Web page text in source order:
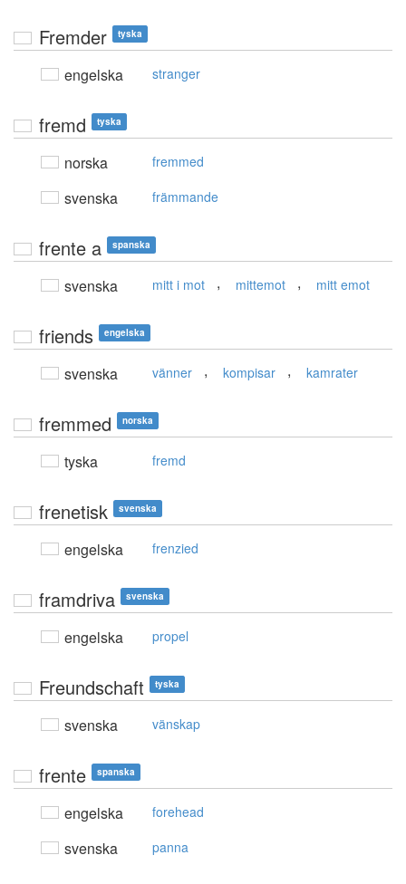
Fremder tyska
engelska stranger
fremd tyska
norska fremmed
svenska främmande
frente a spanska
svenska mitt i mot , mittemot , mitt emot
friends engelska
svenska vänner , kompisar , kamrater
fremmed norska
tyska fremd
frenetisk svenska
engelska frenzied
framdriva svenska
engelska propel
Freundschaft tyska
svenska vänskap
frente spanska
engelska forehead
svenska panna